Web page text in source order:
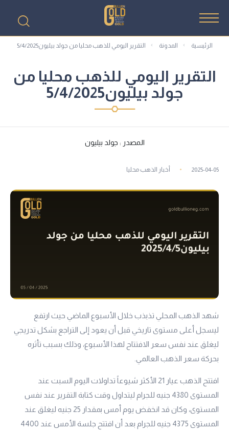
الرئيسية المدونة التقرير اليومي للذهب محليا من جولد بيليون5/4/2025
التقرير اليومي للذهب محليا من
جولد بيليون5/4/2025
المصدر : جولد بيليون
2025-04-05 أخبار الذهب محليا
شهد الذهب المحلي تذبذب خلال الأسبوع الماضي حيث ارتفع
ليسجل أعلى مستوى تاريخي قبل أن يعود إلى التراجع بشكل تدريجي
ليغلق عند نفس سعر الافتتاح لهذا الأسبوع، وذلك بسبب تأثره
بحركة سعر الذهب العالمي.
افتتح الذهب عيار 21
الأكثر شيوعاً تداولات اليوم السبت عند
المستوى 4380 جنيه للجرام ليتداول وقت كتابة التقرير عند نفس
المستوى، وكان قد انخفض يوم أمس بمقدار 25 جنيه ليغلق عند
المستوى 4375 جنيه للجرام بعد أن افتتح جلسة الأمس عند 4400